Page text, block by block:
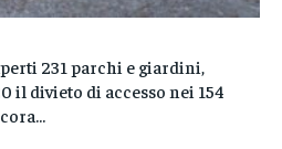
231 parchi e giardini,
il divieto di accesso nei 154